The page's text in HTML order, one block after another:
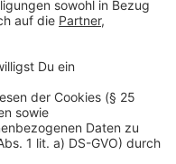
geklappt.
Bande, das spürt
Mit ihrem Album
Einblick in
persönlichen
klar: Die Band